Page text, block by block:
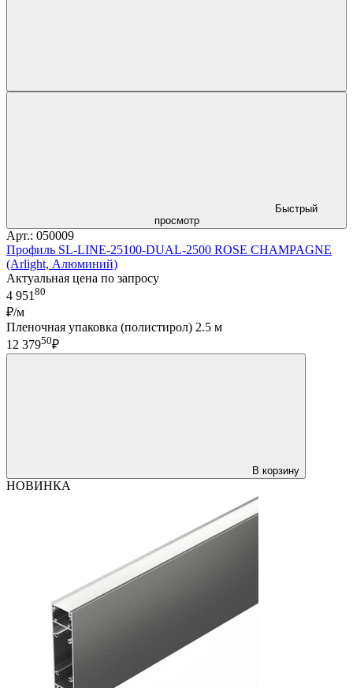
Быстрый
просмотр
Арт.: 050009
Профиль SL-LINE-25100-DUAL-2500 ROSE CHAMPAGNE
(Arlight, Алюминий)
Актуальная цена по запросу
4 951 80
₽/м
Пленочная упаковка (полистирол) 2.5 м
12 37950₽
В корзину
НОВИНКА